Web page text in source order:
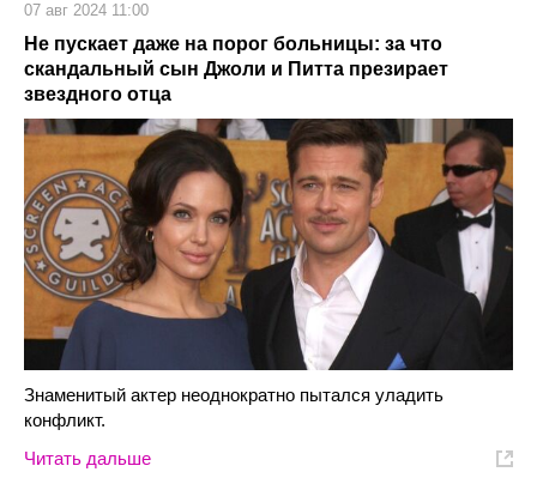
07 авг 2024 11:00
Не пускает даже на порог больницы: за что
скандальный сын Джоли и Питта презирает
звездного отца
Знаменитый актер неоднократно пытался уладить
конфликт.
Читать дальше